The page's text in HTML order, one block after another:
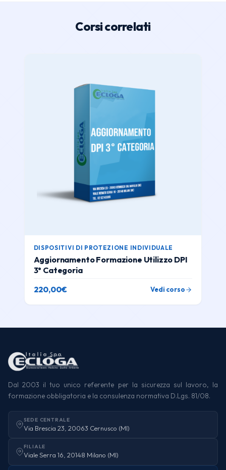
Corsi correlati
DISPOSITIVI DI PROTEZIONE INDIVIDUALE
Aggiornamento Formazione Utilizzo DPI
3° Categoria
220,00€ Vedi corso
Dal 2003 il tuo unico referente per la sicurezza sul lavoro, la
formazione obbligatoria e la consulenza normativa D.Lgs. 81/08.
SEDE CENTRALE
Via Brescia 23, 20063 Cernusco (MI)
FILIALE
Viale Serra 16, 20148 Milano (MI)